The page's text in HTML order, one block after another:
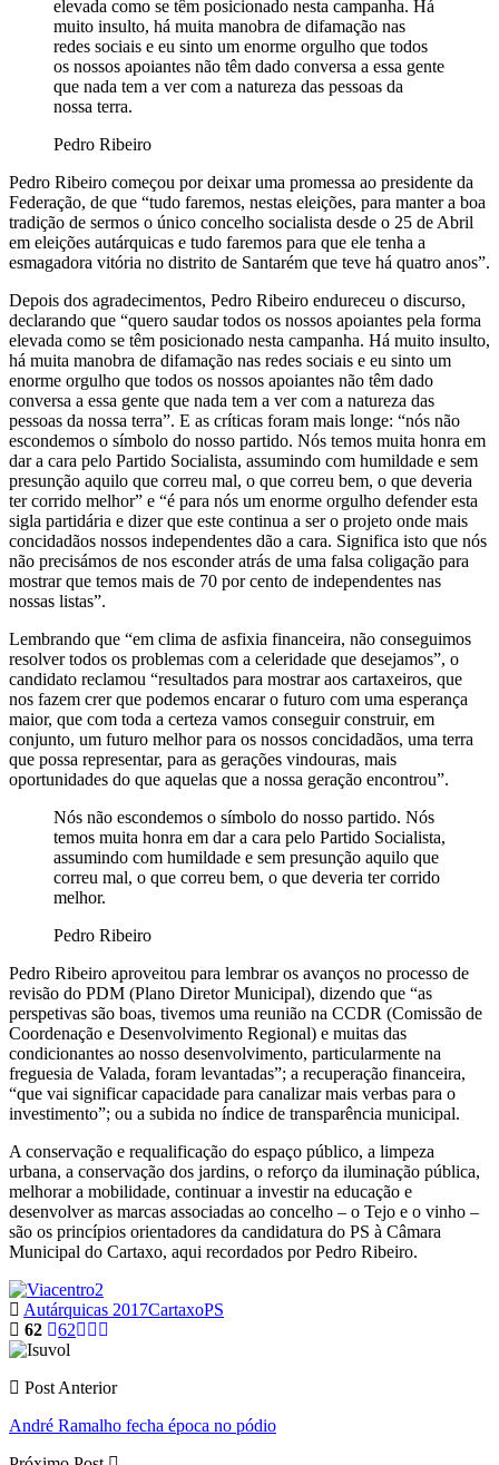
elevada como se têm posicionado nesta campanha. Há
muito insulto, há muita manobra de difamação nas
redes sociais e eu sinto um enorme orgulho que todos
os nossos apoiantes não têm dado conversa a essa gente
que nada tem a ver com a natureza das pessoas da
nossa terra.
Pedro Ribeiro
Pedro Ribeiro começou por deixar uma promessa ao presidente da
Federação, de que “tudo faremos, nestas eleições, para manter a boa
tradição de sermos o único concelho socialista desde o 25 de Abril
em eleições autárquicas e tudo faremos para que ele tenha a
esmagadora vitória no distrito de Santarém que teve há quatro anos”.
Depois dos agradecimentos, Pedro Ribeiro endureceu o discurso,
declarando que “quero saudar todos os nossos apoiantes pela forma
elevada como se têm posicionado nesta campanha. Há muito insulto,
há muita manobra de difamação nas redes sociais e eu sinto um
enorme orgulho que todos os nossos apoiantes não têm dado
conversa a essa gente que nada tem a ver com a natureza das
pessoas da nossa terra”. E as críticas foram mais longe: “nós não
escondemos o símbolo do nosso partido. Nós temos muita honra em
dar a cara pelo Partido Socialista, assumindo com humildade e sem
presunção aquilo que correu mal, o que correu bem, o que deveria
ter corrido melhor” e “é para nós um enorme orgulho defender esta
sigla partidária e dizer que este continua a ser o projeto onde mais
concidadãos nossos independentes dão a cara. Significa isto que nós
não precisámos de nos esconder atrás de uma falsa coligação para
mostrar que temos mais de 70 por cento de independentes nas
nossas listas”.
Lembrando que “em clima de asfixia financeira, não conseguimos
resolver todos os problemas com a celeridade que desejamos”, o
candidato reclamou “resultados para mostrar aos cartaxeiros, que
nos fazem crer que podemos encarar o futuro com uma esperança
maior, que com toda a certeza vamos conseguir construir, em
conjunto, um futuro melhor para os nossos concidadãos, uma terra
que possa representar, para as gerações vindouras, mais
oportunidades do que aquelas que a nossa geração encontrou”.
Nós não escondemos o símbolo do nosso partido. Nós
temos muita honra em dar a cara pelo Partido Socialista,
assumindo com humildade e sem presunção aquilo que
correu mal, o que correu bem, o que deveria ter corrido
melhor.
Pedro Ribeiro
Pedro Ribeiro aproveitou para lembrar os avanços no processo de
revisão do PDM (Plano Diretor Municipal), dizendo que “as
perspetivas são boas, tivemos uma reunião na CCDR (Comissão de
Coordenação e Desenvolvimento Regional) e muitas das
condicionantes ao nosso desenvolvimento, particularmente na
freguesia de Valada, foram levantadas”; a recuperação financeira,
“que vai significar capacidade para canalizar mais verbas para o
investimento”; ou a subida no índice de transparência municipal.
A conservação e requalificação do espaço público, a limpeza
urbana, a conservação dos jardins, o reforço da iluminação pública,
melhorar a mobilidade, continuar a investir na educação e
desenvolver as marcas associadas ao concelho – o Tejo e o vinho –
são os princípios orientadores da candidatura do PS à Câmara
Municipal do Cartaxo, aqui recordados por Pedro Ribeiro.
Autárquicas 2017CartaxoPS
62
62
Post Anterior
André Ramalho fecha época no pódio